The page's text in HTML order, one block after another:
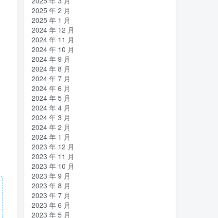
2025 年 2 月
2025 年 1 月
2024 年 12 月
2024 年 11 月
2024 年 10 月
2024 年 9 月
2024 年 8 月
2024 年 7 月
2024 年 6 月
2024 年 5 月
2024 年 4 月
2024 年 3 月
2024 年 2 月
2024 年 1 月
2023 年 12 月
2023 年 11 月
2023 年 10 月
2023 年 9 月
2023 年 8 月
2023 年 7 月
2023 年 6 月
2023 年 5 月